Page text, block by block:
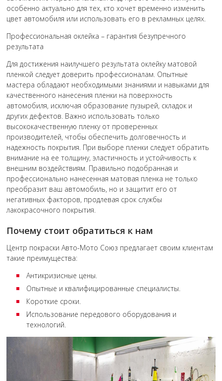
особенно актуально для тех, кто хочет временно изменить
цвет автомобиля или использовать его в рекламных целях.
Профессиональная оклейка – гарантия безупречного
результата
Для достижения наилучшего результата оклейку матовой
пленкой следует доверить профессионалам. Опытные
мастера обладают необходимыми знаниями и навыками для
качественного нанесения пленки на поверхность
автомобиля, исключая образование пузырей, складок и
других дефектов. Важно использовать только
высококачественную пленку от проверенных
производителей, чтобы обеспечить долговечность и
надежность покрытия. При выборе пленки следует обратить
внимание на ее толщину, эластичность и устойчивость к
внешним воздействиям. Правильно подобранная и
профессионально нанесенная матовая пленка не только
преобразит ваш автомобиль, но и защитит его от
негативных факторов, продлевая срок службы
лакокрасочного покрытия.
Почему стоит обратиться к нам
Центр покраски Авто-Мото Союз предлагает своим клиентам
такие преимущества:
Антикризисные цены.
Опытные и квалифицированные специалисты.
Короткие сроки.
Использование передового оборудования и
технологий.